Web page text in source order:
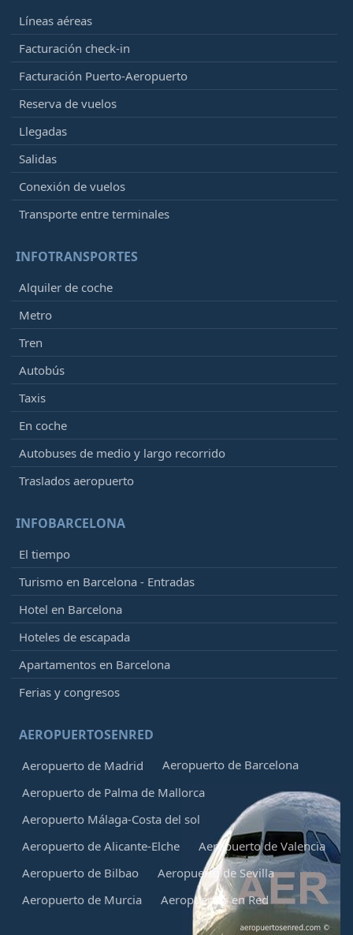
Líneas aéreas
Facturación check-in
Facturación Puerto-Aeropuerto
Reserva de vuelos
Llegadas
Salidas
Conexión de vuelos
Transporte entre terminales
INFOTRANSPORTES
Alquiler de coche
Metro
Tren
Autobús
Taxis
En coche
Autobuses de medio y largo recorrido
Traslados aeropuerto
INFOBARCELONA
El tiempo
Turismo en Barcelona - Entradas
Hotel en Barcelona
Hoteles de escapada
Apartamentos en Barcelona
Ferias y congresos
AEROPUERTOSENRED
Aeropuerto de Madrid
Aeropuerto de Barcelona
Aeropuerto de Palma de Mallorca
Aeropuerto Málaga-Costa del sol
Aeropuerto de Alicante-Elche
Aeropuerto de Valencia
Aeropuerto de Bilbao
Aeropuerto de Sevilla
Aeropuerto de Murcia
Aeropuertos en Red